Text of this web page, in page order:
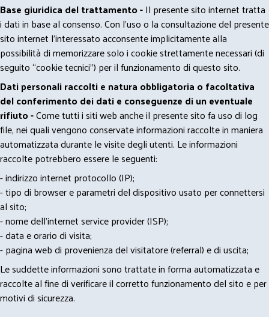
Base giuridica del trattamento -Il presente sito internet tratta
i dati in base al consenso. Con l'uso o la consultazione del presente
sito internet l’interessato acconsente implicitamente alla
possibilità di memorizzare solo i cookie strettamente necessari (di
seguito “cookie tecnici”) per il funzionamento di questo sito.
Dati personali raccolti e natura obbligatoria o facoltativa
del conferimento dei dati e conseguenze di un eventuale
rifiuto -Come tutti i siti web anche il presente sito fa uso di log
file, nei quali vengono conservate informazioni raccolte in maniera
automatizzata durante le visite degli utenti. Le informazioni
raccolte potrebbero essere le seguenti:
- indirizzo internet protocollo (IP);
- tipo di browser e parametri del dispositivo usato per connettersi
al sito;
- nome dell'internet service provider (ISP);
- data e orario di visita;
- pagina web di provenienza del visitatore (referral) e di uscita;
Le suddette informazioni sono trattate in forma automatizzata e
raccolte al fine di verificare il corretto funzionamento del sito e per
motivi di sicurezza.